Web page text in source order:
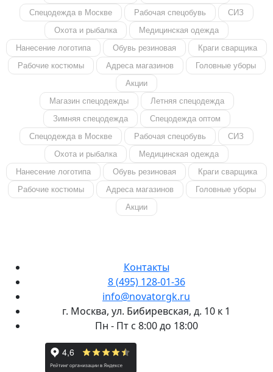
Спецодежда в Москве
Рабочая спецобувь
СИЗ
Охота и рыбалка
Медицинская одежда
Нанесение логотипа
Обувь резиновая
Краги сварщика
Рабочие костюмы
Адреса магазинов
Головные уборы
Акции
Магазин спецодежды
Летняя спецодежда
Зимняя спецодежда
Спецодежда оптом
Спецодежда в Москве
Рабочая спецобувь
СИЗ
Охота и рыбалка
Медицинская одежда
Нанесение логотипа
Обувь резиновая
Краги сварщика
Рабочие костюмы
Адреса магазинов
Головные уборы
Акции
Контакты
8 (495) 128-01-36
info@novatorgk.ru
г. Москва, ул. Бибиревская, д. 10 к 1
Пн - Пт с 8:00 до 18:00